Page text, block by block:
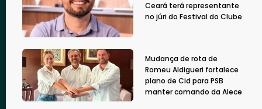
Ceará terá representante
no júri do Festival do Clube
Mudança de rota de
Romeu Aldigueri fortalece
plano de Cid para PSB
manter comando da Alece